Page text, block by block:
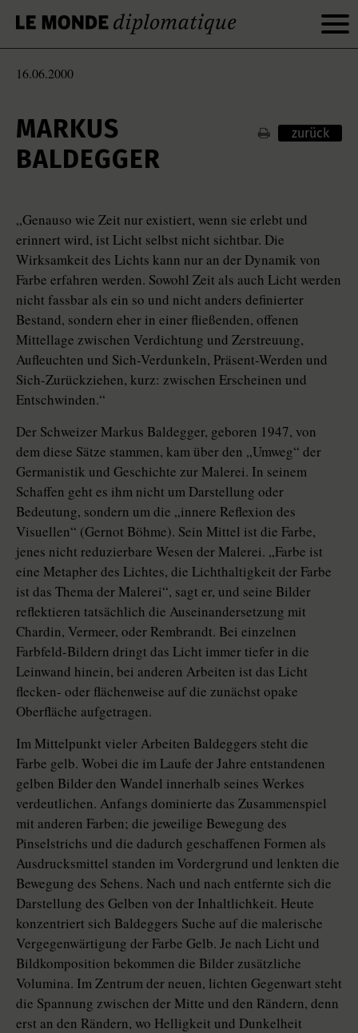
16.06.2000
MARKUS
BALDEGGER
zurück
„Genauso wie Zeit nur existiert, wenn sie erlebt und
erinnert wird, ist Licht selbst nicht sichtbar. Die
Wirksamkeit des Lichts kann nur an der Dynamik von
Farbe erfahren werden. Sowohl Zeit als auch Licht werden
nicht fassbar als ein so und nicht anders definierter
Bestand, sondern eher in einer fließenden, offenen
Mittellage zwischen Verdichtung und Zerstreuung,
Aufleuchten und Sich-Verdunkeln, Präsent-Werden und
Sich-Zurückziehen, kurz: zwischen Erscheinen und
Entschwinden.“
Der Schweizer Markus Baldegger, geboren 1947, von
dem diese Sätze stammen, kam über den „Umweg“ der
Germanistik und Geschichte zur Malerei. In seinem
Schaffen geht es ihm nicht um Darstellung oder
Bedeutung, sondern um die „innere Reflexion des
Visuellen“ (Gernot Böhme). Sein Mittel ist die Farbe,
jenes nicht reduzierbare Wesen der Malerei. „Farbe ist
eine Metapher des Lichtes, die Lichthaltigkeit der Farbe
ist das Thema der Malerei“, sagt er, und seine Bilder
reflektieren tatsächlich die Auseinandersetzung mit
Chardin, Vermeer, oder Rembrandt. Bei einzelnen
Farbfeld-Bildern dringt das Licht immer tiefer in die
Leinwand hinein, bei anderen Arbeiten ist das Licht
flecken- oder flächenweise auf die zunächst opake
Oberfläche aufgetragen.
Im Mittelpunkt vieler Arbeiten Baldeggers steht die
Farbe gelb. Wobei die im Laufe der Jahre entstandenen
gelben Bilder den Wandel innerhalb seines Werkes
verdeutlichen. Anfangs dominierte das Zusammenspiel
mit anderen Farben; die jeweilige Bewegung des
Pinselstrichs und die dadurch geschaffenen Formen als
Ausdrucksmittel standen im Vordergrund und lenkten die
Bewegung des Sehens. Nach und nach entfernte sich die
Darstellung des Gelben von der Inhaltlichkeit. Heute
konzentriert sich Baldeggers Suche auf die malerische
Vergegenwärtigung der Farbe Gelb. Je nach Licht und
Bildkomposition bekommen die Bilder zusätzliche
Volumina. Im Zentrum der neuen, lichten Gegenwart steht
die Spannung zwischen der Mitte und den Rändern, denn
erst an den Rändern, wo Helligkeit und Dunkelheit